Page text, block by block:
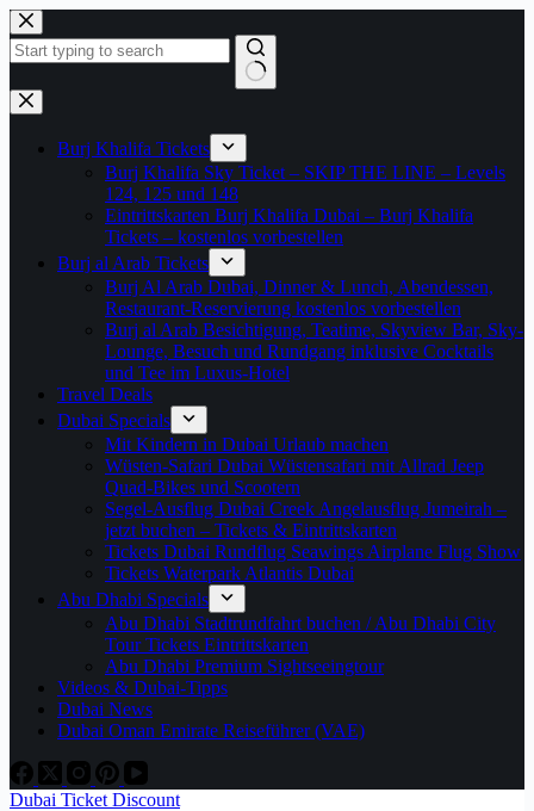
Zum
Inhalt
springen
Keine
Ergebnisse
Burj Khalifa Tickets
Burj Khalifa Sky Ticket – SKIP THE LINE – Levels
124, 125 und 148
Eintrittskarten Burj Khalifa Dubai – Burj Khalifa
Tickets – kostenlos vorbestellen
Burj al Arab Tickets
Burj Al Arab Dubai, Dinner & Lunch, Abendessen,
Restaurant-Reservierung kostenlos vorbestellen
Burj al Arab Besichtigung, Teatime, Skyview Bar, Sky-
Lounge, Besuch und Rundgang inklusive Cocktails
und Tee im Luxus-Hotel
Travel Deals
Dubai Specials
Mit Kindern in Dubai Urlaub machen
Wüsten-Safari Dubai Wüstensafari mit Allrad Jeep
Quad-Bikes und Scootern
Segel-Ausflug Dubai Creek Angelausflug Jumeirah –
jetzt buchen – Tickets & Eintrittskarten
Tickets Dubai Rundflug Seawings Airplane Flug Show
Tickets Waterpark Atlantis Dubai
Abu Dhabi Specials
Abu Dhabi Stadtrundfahrt buchen / Abu Dhabi City
Tour Tickets Eintrittskarten
Abu Dhabi Premium Sightseeingtour
Videos & Dubai-Tipps
Dubai News
Dubai Oman Emirate Reiseführer (VAE)
Dubai Ticket Discount